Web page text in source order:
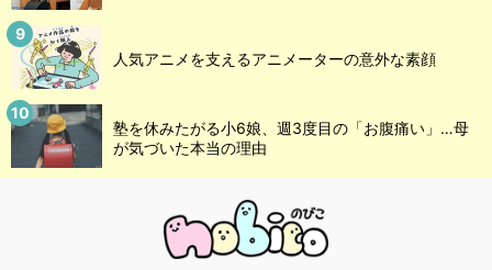
人気アニメを支えるアニメーターの意外な素顔
塾を休みたがる小6娘、週3度目の「お腹痛い」…母
が気づいた本当の理由